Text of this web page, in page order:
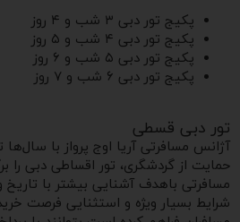
پکیج تور دبی ۳ شب و ۴ روز
پکیج تور دبی ۴ شب و ۵ روز
پکیج تور دبی ۵ شب و ۶ روز
پکیج تور دبی ۶ شب و ۷ روز
تور دبی قسطی
آژانس مسافرتی آریا اوج پرواز با سال‌ها
حمایت از گردشگری، تور اقساطی دبی را
مسافرتی باهدف آشنایی بیشتر با
شرایط بسیار ویژه و استثنایی فرصت